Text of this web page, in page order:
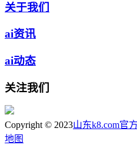
关于我们
ai资讯
ai动态
关注我们
Copyright © 2023山东k8.com官
地图